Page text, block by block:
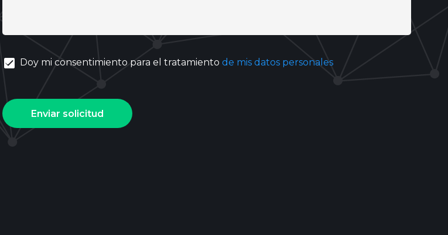
Doy mi consentimiento para el tratamiento de mis datos personales
Enviar solicitud